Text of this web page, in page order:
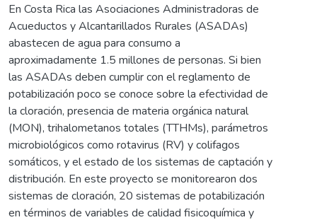
En Costa Rica las Asociaciones Administradoras de
Acueductos y Alcantarillados Rurales (ASADAs)
abastecen de agua para consumo a
aproximadamente 1.5 millones de personas. Si bien
las ASADAs deben cumplir con el reglamento de
potabilización poco se conoce sobre la efectividad de
la cloración, presencia de materia orgánica natural
(MON), trihalometanos totales (TTHMs), parámetros
microbiológicos como rotavirus (RV) y colifagos
somáticos, y el estado de los sistemas de captación y
distribución. En este proyecto se monitorearon dos
sistemas de cloración, 20 sistemas de potabilización
en términos de variables de calidad fisicoquímica y